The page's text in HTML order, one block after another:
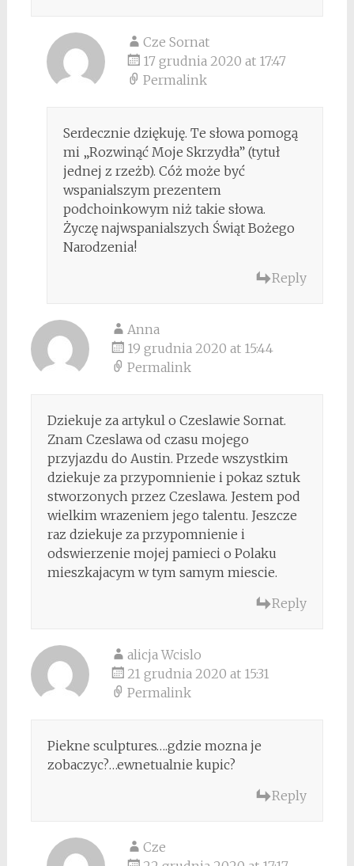
Cze Sornat
17 grudnia 2020 at 17:47
Permalink
Serdecznie dziękuję. Te słowa pomogą
mi „Rozwinąć Moje Skrzydła” (tytuł
jednej z rzeżb). Cóż może być
wspanialszym prezentem
podchoinkowym niż takie słowa.
Życzę najwspanialszych Świąt Bożego
Narodzenia!
Reply
Anna
19 grudnia 2020 at 15:44
Permalink
Dziekuje za artykul o Czeslawie Sornat.
Znam Czeslawa od czasu mojego
przyjazdu do Austin. Przede wszystkim
dziekuje za przypomnienie i pokaz sztuk
stworzonych przez Czeslawa. Jestem pod
wielkim wrazeniem jego talentu. Jeszcze
raz dziekuje za przypomnienie i
odswierzenie mojej pamieci o Polaku
mieszkajacym w tym samym miescie.
Reply
alicja Wcislo
21 grudnia 2020 at 15:31
Permalink
Piekne sculptures….gdzie mozna je
zobaczyc?…ewnetualnie kupic?
Reply
Cze